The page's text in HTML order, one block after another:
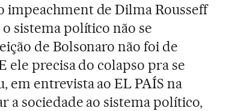
impeachment de Dilma Rousseff
sistema político não se
de Bolsonaro não foi de
ele precisa do colapso pra se
entrevista ao EL PAÍS na
a sociedade ao sistema político,